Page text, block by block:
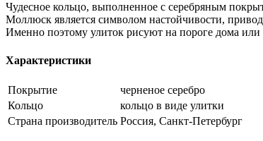
Чудесное кольцо, выполненное с серебряным
Моллюск является символом настойчивости,
Именно поэтому улиток рисуют на пороге дома или
Характеристики
Покрытие
черненое серебро
Кольцо
кольцо в виде улитки
Страна производитель Россия, Санкт-Петербург